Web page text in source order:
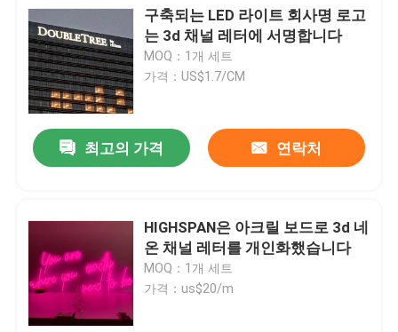
구축되는 LED 라이트 회사명 로고
는 3d 채널 레터에 서명합니다
MOQ：1개 세트
가격：US$1.7/CM
최고의 가격 연락처
HIGHSPAN은 아크릴 보드로 3d 네
온 채널 레터를 개인화했습니다
MOQ：1개 세트
가격：us$20/m